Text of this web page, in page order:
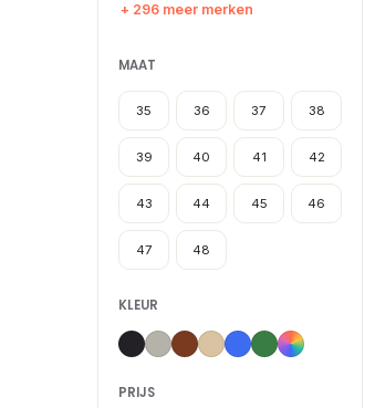
+ 296 meer merken
MAAT
35 36 37 38
39 40 41 42
43 44 45 46
47 48
KLEUR
PRIJS